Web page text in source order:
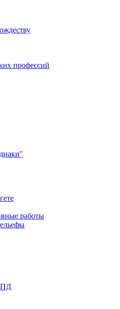
профессий
работы